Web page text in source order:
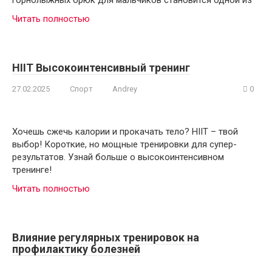
Читать полностью
HIIT Высокоинтенсивный тренинг
27.02.2025 Спорт Andrey 0
Хочешь сжечь калории и прокачать тело? HIIT – твой
выбор! Короткие, но мощные тренировки для супер-
результатов. Узнай больше о высокоинтенсивном
тренинге!
Читать полностью
Влияние регулярных тренировок на
профилактику болезней